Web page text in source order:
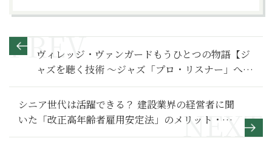
ヴィレッジ・ヴァンガードもうひとつの物語【ジ
ャズを聴く技術 〜ジャズ「プロ・リスナー」への
道108】
シニア世代は活躍できる？ 建設業界の経営者に聞
いた「改正高年齢者雇用安定法」のメリット・デ
メリット